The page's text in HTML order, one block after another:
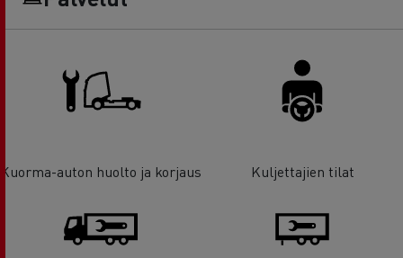
Kuorma-auton huolto ja korjaus Kuljettajien tilat